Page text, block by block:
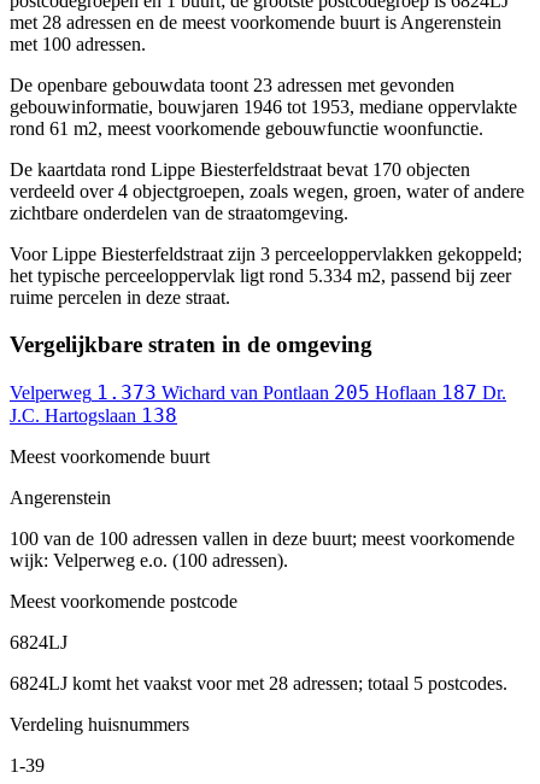
met 28 adressen en de meest voorkomende buurt is Angerenstein
met 100 adressen.
De openbare gebouwdata toont 23 adressen met gevonden
gebouwinformatie, bouwjaren 1946 tot 1953, mediane oppervlakte
rond 61 m2, meest voorkomende gebouwfunctie woonfunctie.
De kaartdata rond Lippe Biesterfeldstraat bevat 170 objecten
verdeeld over 4 objectgroepen, zoals wegen, groen, water of andere
zichtbare onderdelen van de straatomgeving.
Voor Lippe Biesterfeldstraat zijn 3 perceeloppervlakken gekoppeld;
het typische perceeloppervlak ligt rond 5.334 m2, passend bij zeer
ruime percelen in deze straat.
Vergelijkbare straten in de omgeving
Velperweg 1.373 Wichard van Pontlaan 205 Hoflaan 187 Dr.
J.C. Hartogslaan 138
Meest voorkomende buurt
Angerenstein
100 van de 100 adressen vallen in deze buurt; meest voorkomende
wijk: Velperweg e.o. (100 adressen).
Meest voorkomende postcode
6824LJ
6824LJ komt het vaakst voor met 28 adressen; totaal 5 postcodes.
Verdeling huisnummers
1-39